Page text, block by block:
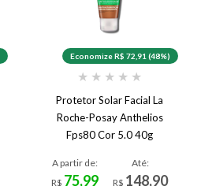
Economize R$ 72,91 (48%)
★ ★ ★ ★ ★
Protetor Solar Facial La
Roche-Posay Anthelios
Fps80 Cor 5.0 40g
A partir de:
R$ 75,99
Até:
R$ 148,90